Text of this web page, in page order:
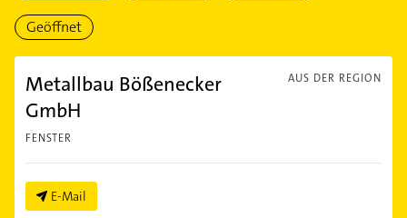
Geöffnet
AUS DER REGION
Metallbau Bößenecker
GmbH
FENSTER
E-Mail